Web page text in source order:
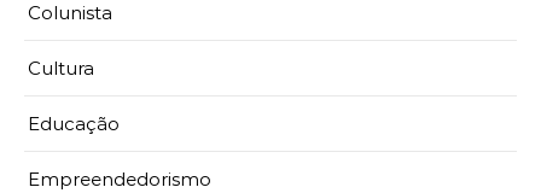
Colunista
Cultura
Educação
Empreendedorismo